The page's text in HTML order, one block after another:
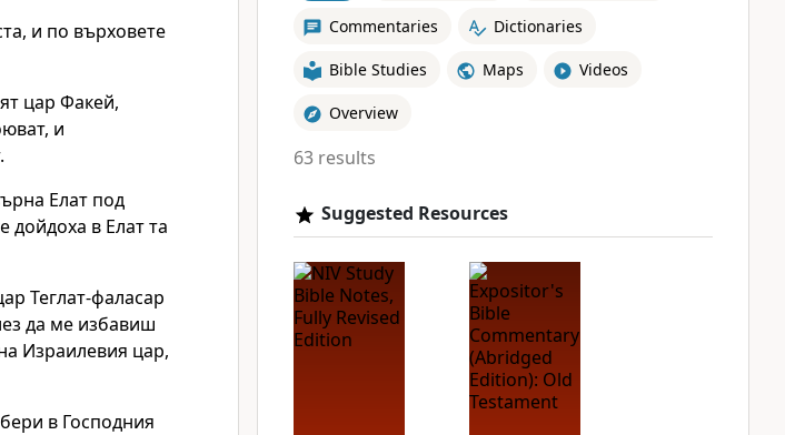
и по върховете
цар Факей,
и
Елат под
дойдоха в Елат та
Теглат-фаласар
да ме избавиш
Израилевия цар,
в Господния
Commentaries Dictionaries
Bible Studies Maps Videos
Overview
63 results
Suggested Resources